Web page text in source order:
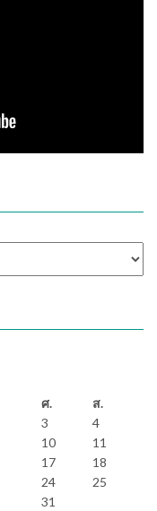
ศ.
ส.
3
4
10
11
17
18
24
25
31